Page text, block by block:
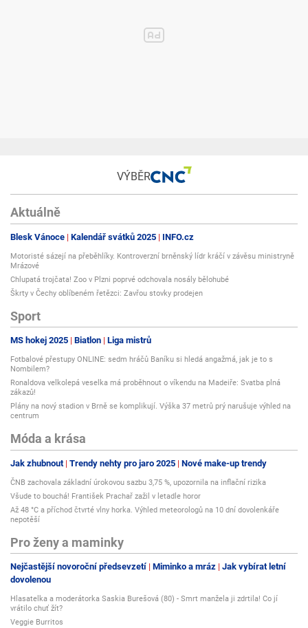
VÝBĚR
Aktuálně
Blesk Vánoce Kalendář svátků 2025 INFO.cz
Motoristé sázejí na přeběhlíky. Kontroverzní brněnský lídr kráčí v závěsu ministryně
Mrázové
Chlupatá trojčata! Zoo v Plzni poprvé odchovala nosály bělohubé
Škrty v Čechy oblíbeném řetězci: Zavřou stovky prodejen
Sport
MS hokej 2025 Biatlon Liga mistrů
Fotbalové přestupy ONLINE: sedm hráčů Baníku si hledá angažmá, jak je to s
Nombilem?
Ronaldova velkolepá veselka má proběhnout o víkendu na Madeiře: Svatba plná
zákazů!
Plány na nový stadion v Brně se komplikují. Výška 37 metrů prý narušuje výhled na
centrum
Móda a krása
Jak zhubnout Trendy nehty pro jaro 2025 Nové make-up trendy
ČNB zachovala základní úrokovou sazbu 3,75 %, upozornila na inflační rizika
Všude to bouchá! František Prachař zažil v letadle horor
Až 48 °C a příchod čtvrté vlny horka. Výhled meteorologů na 10 dní dovolenkáře
nepotěší
Pro ženy a maminky
Nejčastější novoroční předsevzetí Miminko a mráz Jak vybírat letní
dovolenou
Hlasatelka a moderátorka Saskia Burešová (80) - Smrt manžela ji zdrtila! Co jí
vrátilo chuť žít?
Veggie Burritos